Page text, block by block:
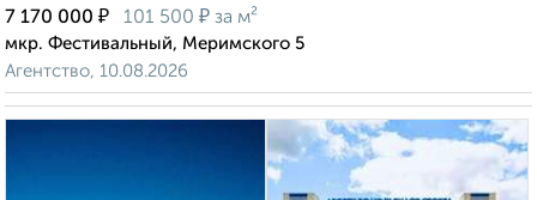
7 170 000 ₽ 101 500 ₽ за м²
мкр. Фестивальный, Меримского 5
Агентство, 10.08.2026